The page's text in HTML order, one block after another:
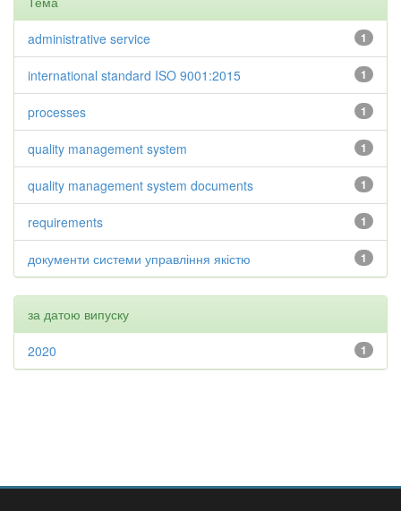
1
administrative service
1
international standard ISO 9001:2015
1
processes
1
quality management system
1
quality management system documents
1
requirements
1
документи системи управління якістю
за датою випуску
1
2020